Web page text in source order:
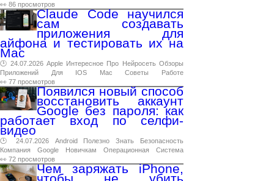
👀 86 просмотров
Claude Code научился
сам создавать
приложения для
айфона и тестировать их на
Mac
🕑 24.07.2026 Apple Интересное Про Нейросеть Обзоры
Приложений
Для IOS Mac Советы
Работе
👀 77 просмотров
Появился новый способ
восстановить аккаунт
Google без пароля: как
работает вход по селфи-
видео
🕑 24.07.2026 Android Полезно Знать
Безопасность
Компания
Google Новичкам Операционная
Система
👀 72 просмотров
Чем заряжать iPhone,